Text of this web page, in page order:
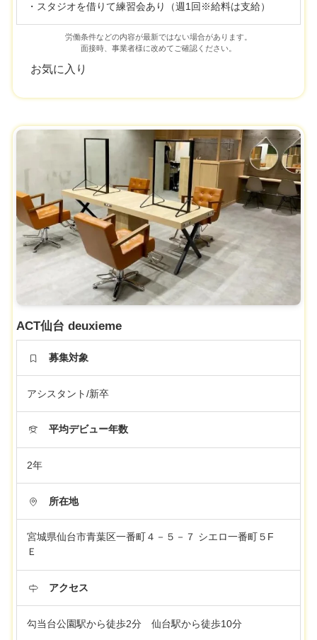
・スタジオを借りて練習会あり（週1回※給料は支給）
労働条件などの内容が最新ではない場合があります。
面接時、事業者様に改めてご確認ください。
お気に入り
ACT仙台 deuxieme
募集対象
アシスタント/新卒
平均デビュー年数
2年
所在地
宮城県仙台市青葉区一番町４－５－７ シエロ一番町５F
Ｅ
アクセス
勾当台公園駅から徒歩2分 仙台駅から徒歩10分